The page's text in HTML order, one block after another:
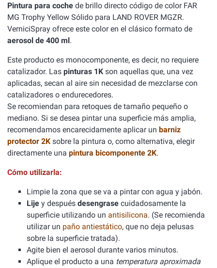
Pintura para coche de brillo directo código de color FAR
MG Trophy Yellow Sólido para LAND ROVER MGZR.
VerniciSpray ofrece este color en el clásico formato de
aerosol de 400 ml.
Este producto es monocomponente, es decir, no requiere
catalizador. Las pinturas 1K son aquellas que, una vez
aplicadas, secan al aire sin necesidad de mezclarse con
catalizadores o endurecedores.
Se recomiendan para retoques de tamaño pequeño o
mediano. Si se desea pintar una superficie más amplia,
recomendamos encarecidamente aplicar un barniz
protector 2K sobre la pintura o, como alternativa, elegir
directamente una pintura bicomponente 2K.
Cómo utilizarla:
Limpie la zona que se va a pintar con agua y jabón.
Lije y después desengrase cuidadosamente la
superficie utilizando un antisilicona. (Se recomienda
utilizar un paño antiestático, que no deja pelusas
sobre la superficie tratada).
Agite bien el aerosol durante varios minutos.
Aplique el producto a una temperatura aproximada